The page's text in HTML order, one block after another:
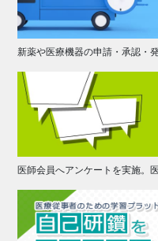
新薬や医療機器の申請・承認・
医師会員へアンケートを実施。